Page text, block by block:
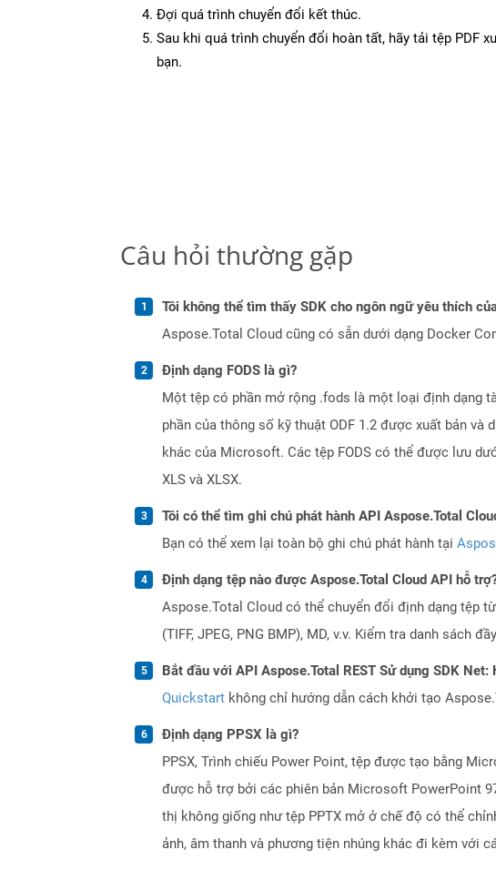
Đợi quá trình chuyển đổi kết thúc.
Sau khi quá trình chuyển đổi hoàn tất, hãy tải tệp PDF
bạn.
Câu hỏi thường gặp
Tôi không thể tìm thấy SDK cho ngôn ngữ yêu thích
Aspose.Total Cloud cũng có sẵn dưới dạng Docker
Định dạng FODS là gì?
Một tệp có phần mở rộng .fods là một loại định dạng
phần của thông số kỹ thuật ODF 1.2 được xuất bản và
khác của Microsoft. Các tệp FODS có thể được lưu
XLS và XLSX.
Tôi có thể tìm ghi chú phát hành API Aspose.Total
Bạn có thể xem lại toàn bộ ghi chú phát hành tại
Định dạng tệp nào được Aspose.Total Cloud API hỗ
Aspose.Total Cloud có thể chuyển đổi định dạng tệp
(TIFF, JPEG, PNG BMP), MD, v.v. Kiểm tra danh sách
Bắt đầu với API Aspose.Total REST Sử dụng SDK
Quickstart không chỉ hướng dẫn cách khởi tạo
Định dạng PPSX là gì?
PPSX, Trình chiếu Power Point, tệp được tạo bằng
được hỗ trợ bởi các phiên bản Microsoft PowerPoint
thị không giống như tệp PPTX mở ở chế độ có thể
ảnh, âm thanh và phương tiện nhúng khác đi kèm với